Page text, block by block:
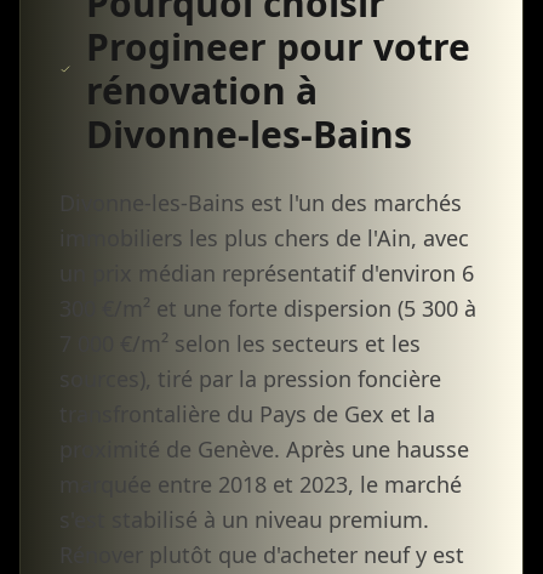
Progineer pour votre
rénovation à
Divonne-les-Bains
Divonne-les-Bains est l'un des marchés
immobiliers les plus chers de l'Ain, avec
un prix médian représentatif d'environ 6
300 €/m² et une forte dispersion (5 300 à
7 000 €/m² selon les secteurs et les
sources), tiré par la pression foncière
transfrontalière du Pays de Gex et la
proximité de Genève. Après une hausse
marquée entre 2018 et 2023, le marché
s'est stabilisé à un niveau premium.
Rénover plutôt que d'acheter neuf y est